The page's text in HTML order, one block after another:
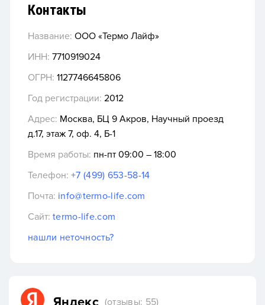
Контакты
Название: ООО «Термо Лайф»
ИНН: 7710919024
ОГРН: 1127746645806
Год регистрации: 2012
Адрес: Москва, БЦ 9 Акров, ​Научный проезд
д.17, этаж 7, оф. 4, Б-1
Время работы: пн-пт 09:00 – 18:00
Телефон: +7 (499) 653-58-14
Почта: info@termo-life.com
Сайт: termo-life.com
нашли неточность?
(отзывы: 55)